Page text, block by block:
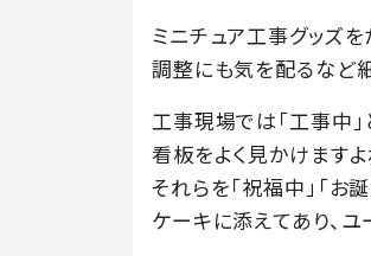
ミニチュア工事グッズ
調整にも気を配るなど
工事現場では「工事中
看板をよく見かけますよ
それらを「祝福中」「
ケーキに添えてあり、ユ